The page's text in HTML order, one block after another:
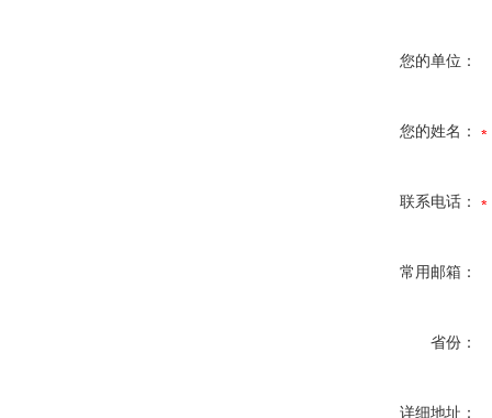
您的单位：
您的姓名：
联系电话：
常用邮箱：
省份：
详细地址：